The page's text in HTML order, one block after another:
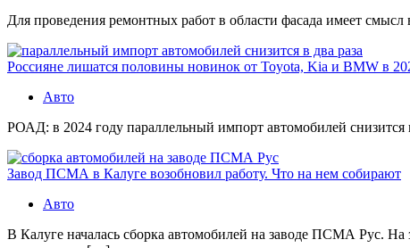
Для проведения ремонтных работ в области фасада имеет смысл
Россияне лишатся половины новинок от Toyota, Kia и BMW в
Авто
РОАД: в 2024 году параллельный импорт автомобилей снизится
Завод ПСМА в Калуге возобновил работу. Что на нем собирают
Авто
В Калуге началась сборка автомобилей на заводе ПСМА Рус.